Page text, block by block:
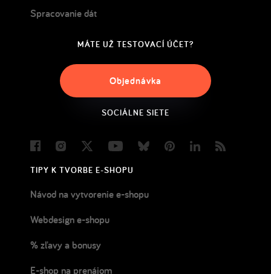
Spracovanie dát
MÁTE UŽ TESTOVACÍ ÚČET?
Objednávka
SOCIÁLNE SIETE
FacebookInstagram
Twitter YoutubeBlueskyPinterestLinkedIn
TIPY K TVORBE E-SHOPU
Návod na vytvorenie e-shopu
Webdesign e-shopu
% zľavy a bonusy
E-shop na prenájom